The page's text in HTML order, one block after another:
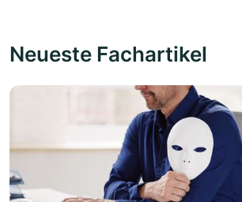
Neueste Fachartikel